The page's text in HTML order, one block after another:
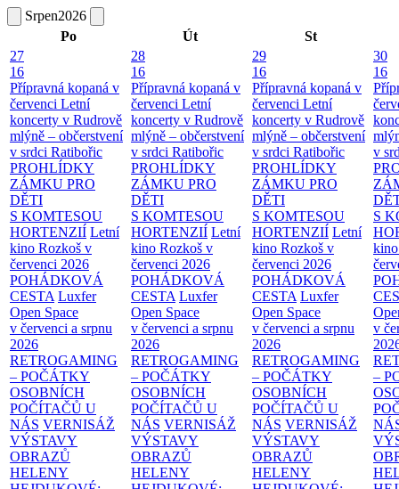
Srpen2026
Po
Út
St
27
16
Přípravná kopaná v
červenci Letní
koncerty v Rudrově
mlýně – občerstvení
v srdci Ratibořic
PROHLÍDKY
ZÁMKU PRO
DĚTI
S KOMTESOU
HORTENZIÍ Letní
kino Rozkoš v
červenci 2026
POHÁDKOVÁ
CESTA Luxfer
Open Space
v červenci a srpnu
2026
RETROGAMING
– POČÁTKY
OSOBNÍCH
POČÍTAČŮ U
NÁS VERNISÁŽ
VÝSTAVY
OBRAZŮ
HELENY
28
16
Přípravná kopaná v
červenci Letní
koncerty v Rudrově
mlýně – občerstvení
v srdci Ratibořic
PROHLÍDKY
ZÁMKU PRO
DĚTI
S KOMTESOU
HORTENZIÍ Letní
kino Rozkoš v
červenci 2026
POHÁDKOVÁ
CESTA Luxfer
Open Space
v červenci a srpnu
2026
RETROGAMING
– POČÁTKY
OSOBNÍCH
POČÍTAČŮ U
NÁS VERNISÁŽ
VÝSTAVY
OBRAZŮ
HELENY
29
16
Přípravná kopaná v
červenci Letní
koncerty v Rudrově
mlýně – občerstvení
v srdci Ratibořic
PROHLÍDKY
ZÁMKU PRO
DĚTI
S KOMTESOU
HORTENZIÍ Letní
kino Rozkoš v
červenci 2026
POHÁDKOVÁ
CESTA Luxfer
Open Space
v červenci a srpnu
2026
RETROGAMING
– POČÁTKY
OSOBNÍCH
POČÍTAČŮ U
NÁS VERNISÁŽ
VÝSTAVY
OBRAZŮ
HELENY
30
16
v
S
v
–